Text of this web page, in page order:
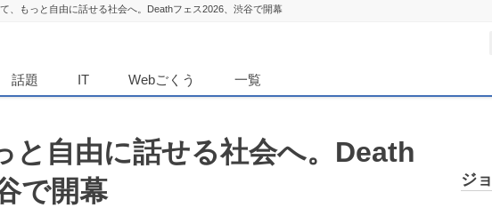
、もっと自由に話せる社会へ。Deathフェス2026、渋谷で開幕
話題 IT Webごくう 一覧
と自由に話せる社会へ。Death
で開幕
ジ